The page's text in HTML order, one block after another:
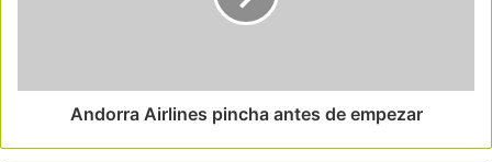
Andorra Airlines pincha antes de empezar